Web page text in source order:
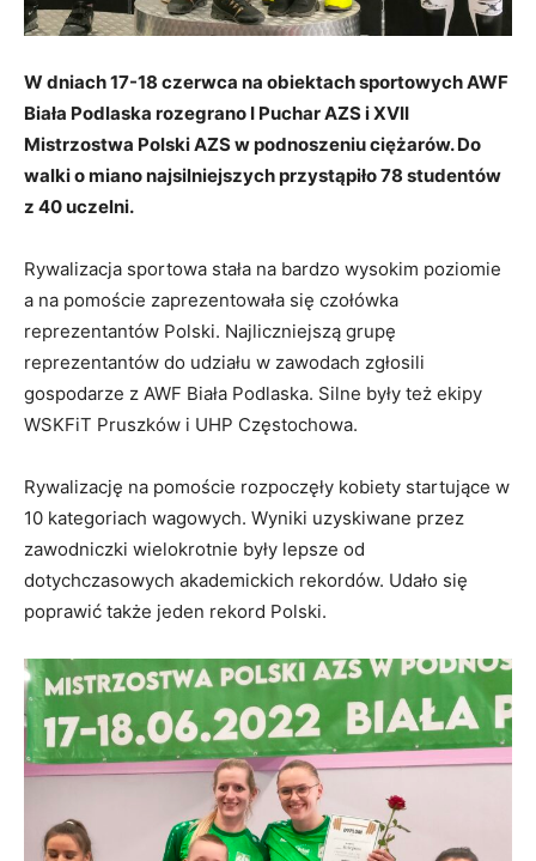
W dniach 17-18 czerwca na obiektach sportowych AWF
Biała Podlaska rozegrano I Puchar AZS i XVII
Mistrzostwa Polski AZS w podnoszeniu ciężarów. Do
walki o miano najsilniejszych przystąpiło 78 studentów
z 40 uczelni.
Rywalizacja sportowa stała na bardzo wysokim poziomie
a na pomoście zaprezentowała się czołówka
reprezentantów Polski. Najliczniejszą grupę
reprezentantów do udziału w zawodach zgłosili
gospodarze z AWF Biała Podlaska. Silne były też ekipy
WSKFiT Pruszków i UHP Częstochowa.
Rywalizację na pomoście rozpoczęły kobiety startujące w
10 kategoriach wagowych. Wyniki uzyskiwane przez
zawodniczki wielokrotnie były lepsze od
dotychczasowych akademickich rekordów. Udało się
poprawić także jeden rekord Polski.